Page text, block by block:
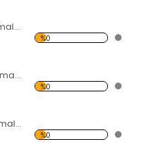
İskele ve kayalık Temalı Kanvas Tablo
%0
Sandal ve Balıkçı Temalı Kanvas Tablo
%0
Denizde Kayalar Temalı Kanvas Tablo
%0